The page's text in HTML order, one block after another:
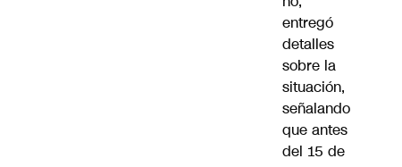
entregó
detalles
sobre la
situación,
señalando
que antes
del 15 de